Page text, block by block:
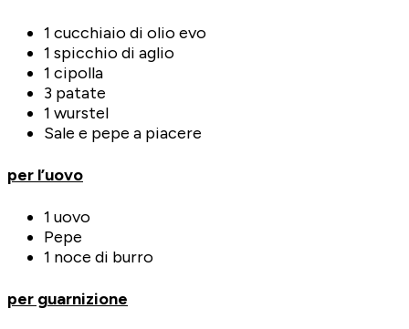
1 cucchiaio di olio evo
1 spicchio di aglio
1 cipolla
3 patate
1 wurstel
Sale e pepe a piacere
per l’uovo
1 uovo
Pepe
1 noce di burro
per guarnizione